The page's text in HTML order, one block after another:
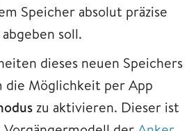
Speicher absolut präzise
soll.
dieses neuen Speichers
die Möglichkeit per App
zu aktivieren. Dieser ist